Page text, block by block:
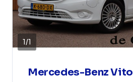
1/1
Mercedes-Benz Vito